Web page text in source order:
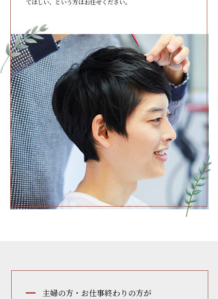
てほしい、という方はお任せください。
主婦の方・お仕事終わりの方が